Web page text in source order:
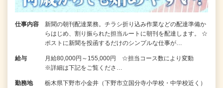
仕事内容
新聞の朝刊配達業務。チラシ折り込み作業などの配達準備か
らはじめ、割り振られた担当ルートに朝刊を配達します。 ☆
ポストに新聞を投函するだけのシンプルな仕事が…
給与
月給80,000円～155,000円 ☆担当コース数により変動
※詳細は下記をご覧くださ…
勤務地
栃木県下野市小金井（下野市立国分寺小学校・中学校近く）